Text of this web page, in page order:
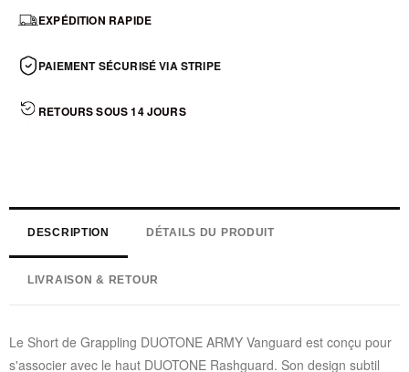
EXPÉDITION RAPIDE
PAIEMENT SÉCURISÉ VIA STRIPE
RETOURS SOUS 14 JOURS
DESCRIPTION DÉTAILS DU PRODUIT
LIVRAISON & RETOUR
Le Short de Grappling DUOTONE ARMY Vanguard est conçu pour
s'associer avec le haut DUOTONE Rashguard. Son design subtil